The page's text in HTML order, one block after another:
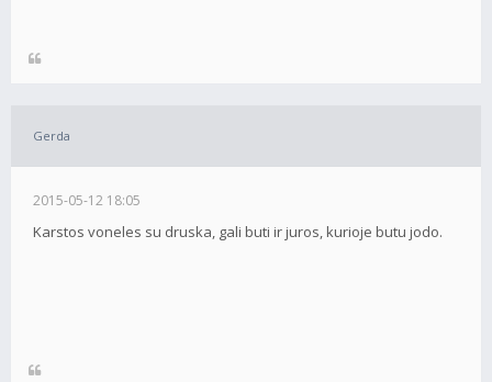
Gerda
2015-05-12 18:05
Karstos voneles su druska, gali buti ir juros, kurioje butu jodo.